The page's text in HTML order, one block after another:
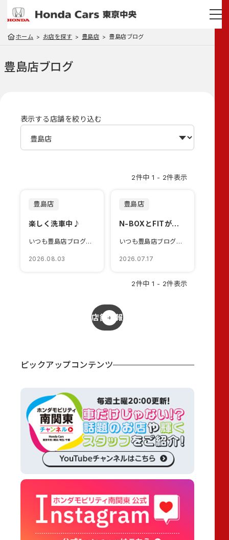
ホーム お店を探す 豊島店 豊島店ブログ
豊島店ブログ
表示する店舗を絞り込む
2件中 1 - 2件表示
豊島店
2026.08.03
楽しく洗車中♪
いつも豊島店ブログをご覧いただきありがとうございます😀営業スタッ...
豊島店
2026.07.17
N-BOXとFITが登場！！
いつも豊島店ブログをごらんいただきありがとうございます😊西の方で...
2件中 1 - 2件表示
店舗情報
ピックアップコンテンツ